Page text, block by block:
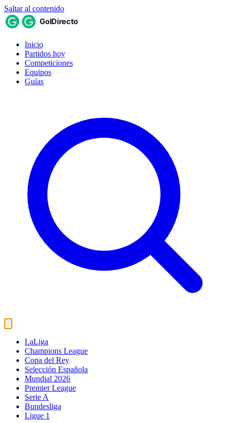
Saltar al contenido
Inicio
Partidos hoy
Competiciones
Equipos
Guías
LaLiga
Champions League
Copa del Rey
Selección Española
Mundial 2026
Premier League
Serie A
Bundesliga
Ligue 1